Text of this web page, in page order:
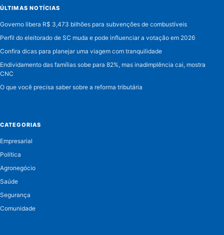
ÚLTIMAS NOTÍCIAS
Governo libera R$ 3,473 bilhões para subvenções de combustíveis
Perfil do eleitorado de SC muda e pode influenciar a votação em 2026
Confira dicas para planejar uma viagem com tranquilidade
Endividamento das famílias sobe para 82%, mas inadimplência cai, mostra
CNC
O que você precisa saber sobre a reforma tributária
CATEGORIAS
Empresarial
Política
Agronegócio
Saúde
Segurança
Comunidade